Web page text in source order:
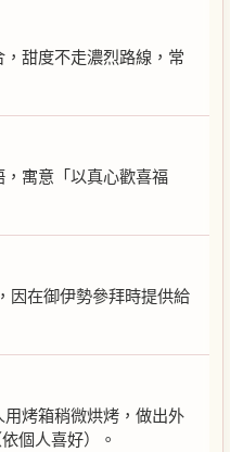
甜度不走濃烈路線，常
寓意「以真心歡喜福
因在御伊勢參拜時提供給
烤箱稍微烘烤，做出外
個人喜好）。